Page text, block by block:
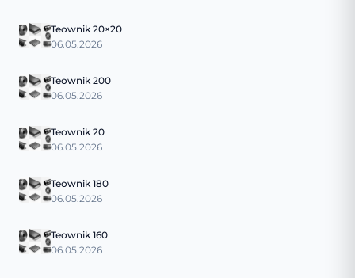
Teownik 20×20
06.05.2026
Teownik 200
06.05.2026
Teownik 20
06.05.2026
Teownik 180
06.05.2026
Teownik 160
06.05.2026